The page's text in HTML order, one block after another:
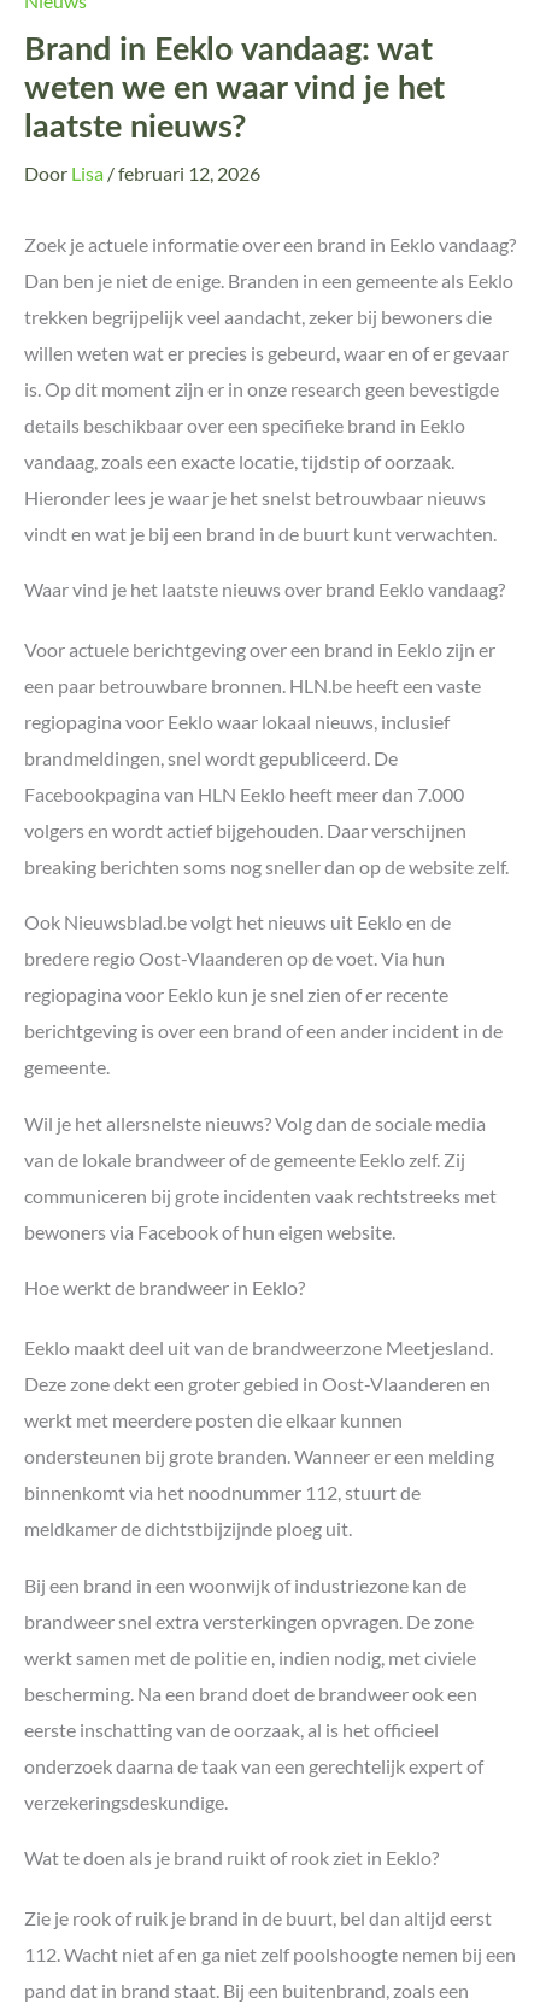
Brand in Eeklo vandaag: wat
weten we en waar vind je het
laatste nieuws?
Door Lisa /februari 12, 2026
Zoek je actuele informatie over een brand in Eeklo vandaag?
Dan ben je niet de enige. Branden in een gemeente als Eeklo
trekken begrijpelijk veel aandacht, zeker bij bewoners die
willen weten wat er precies is gebeurd, waar en of er gevaar
is. Op dit moment zijn er in onze research geen bevestigde
details beschikbaar over een specifieke brand in Eeklo
vandaag, zoals een exacte locatie, tijdstip of oorzaak.
Hieronder lees je waar je het snelst betrouwbaar nieuws
vindt en wat je bij een brand in de buurt kunt verwachten.
Waar vind je het laatste nieuws over brand Eeklo vandaag?
Voor actuele berichtgeving over een brand in Eeklo zijn er
een paar betrouwbare bronnen. HLN.be heeft een vaste
regiopagina voor Eeklo waar lokaal nieuws, inclusief
brandmeldingen, snel wordt gepubliceerd. De
Facebookpagina van HLN Eeklo heeft meer dan 7.000
volgers en wordt actief bijgehouden. Daar verschijnen
breaking berichten soms nog sneller dan op de website zelf.
Ook Nieuwsblad.be volgt het nieuws uit Eeklo en de
bredere regio Oost-Vlaanderen op de voet. Via hun
regiopagina voor Eeklo kun je snel zien of er recente
berichtgeving is over een brand of een ander incident in de
gemeente.
Wil je het allersnelste nieuws? Volg dan de sociale media
van de lokale brandweer of de gemeente Eeklo zelf. Zij
communiceren bij grote incidenten vaak rechtstreeks met
bewoners via Facebook of hun eigen website.
Hoe werkt de brandweer in Eeklo?
Eeklo maakt deel uit van de brandweerzone Meetjesland.
Deze zone dekt een groter gebied in Oost-Vlaanderen en
werkt met meerdere posten die elkaar kunnen
ondersteunen bij grote branden. Wanneer er een melding
binnenkomt via het noodnummer 112, stuurt de
meldkamer de dichtstbijzijnde ploeg uit.
Bij een brand in een woonwijk of industriezone kan de
brandweer snel extra versterkingen opvragen. De zone
werkt samen met de politie en, indien nodig, met civiele
bescherming. Na een brand doet de brandweer ook een
eerste inschatting van de oorzaak, al is het officieel
onderzoek daarna de taak van een gerechtelijk expert of
verzekeringsdeskundige.
Wat te doen als je brand ruikt of rook ziet in Eeklo?
Zie je rook of ruik je brand in de buurt, bel dan altijd eerst
112. Wacht niet af en ga niet zelf poolshoogte nemen bij een
pand dat in brand staat. Bij een buitenbrand, zoals een